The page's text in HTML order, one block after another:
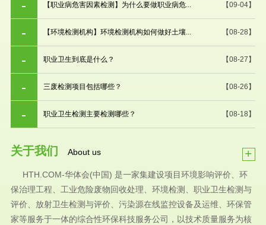
【09-04】
【职业病危害因素检测】为什么要做职业病危...
【08-28】
【环境检测机构】环境检测机构如何做好土壤...
【08-27】
职业卫生到底是什么？
【08-26】
三废检测项目包括哪些？
【08-18】
职业卫生检测主要检测哪些？
关于我们 About us +
HTH.COM-华体会(中国) 是一家集建设项目环境影响评价、环
保治理工程、工业危险废物回收处理、环境检测、职业卫生检测与
评价、放射卫生检测与评价、污染源在线监控设备及运维、环保管
家等服务于一体的综合性环保科技服务公司，以技术质量服务为核